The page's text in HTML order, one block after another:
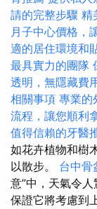
請的完整步驟 精
月子中心價格，
適的居住環境和
最具實力的團隊
透明，無隱藏費
相關事項 專業的
流程，讓您順利
值得信賴的牙醫
如花卉植物和樹
以散步。 台中骨
意”中，天氣令
保證它將考慮到